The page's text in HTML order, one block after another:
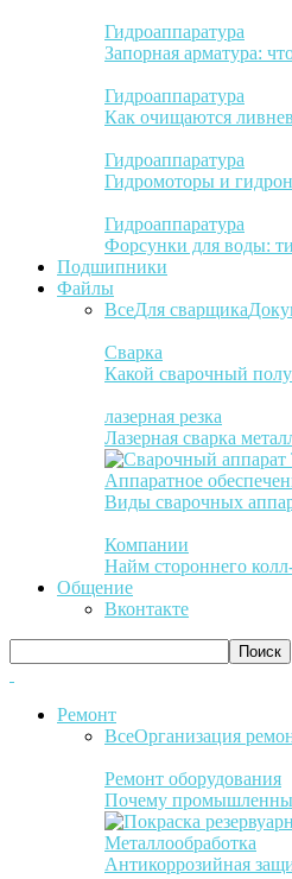
Гидроаппаратура
Запорная арматура:
Гидроаппаратура
Как очищаются
Гидроаппаратура
Гидромоторы и
Гидроаппаратура
Форсунки для воды:
Подшипники
Файлы
ВсеДля сварщика
Сварка
Какой сварочный
лазерная резка
Лазерная сварка
Аппаратное
Виды сварочных
Компании
Найм стороннего
Общение
Вконтакте
Ремонт
ВсеОрганизация
Ремонт оборудования
Почему
Металлообработка
Антикоррозийная